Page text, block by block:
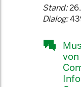
Stand:
Dialog:
von